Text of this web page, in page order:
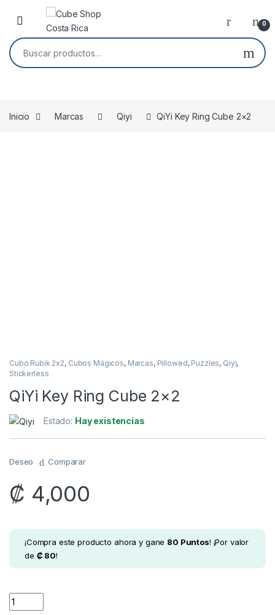
Skip to navigation
Skip to content
0
Buscar por:
Inicio Marcas Qiyi QiYi Key Ring Cube 2×2
Cubo Rubik 2x2, Cubos Mágicos, Marcas, Pillowed, Puzzles, Qiyi,
Stickerless
QiYi Key Ring Cube 2×2
Estado: Hay existencias
Deseo Comparar
₡ 4,000
¡Compra este producto ahora y gane 80 Puntos! ¡Por valor
de ₡ 80!
QiYi Key Ring Cube 2x2 quantity